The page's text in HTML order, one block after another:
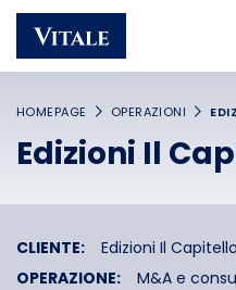
Homepage Main navigation
HOMEPAGE OPERAZIONI
Edizioni Il
CLIENTE:
Edizioni Il
OPERAZIONE:
M&A e